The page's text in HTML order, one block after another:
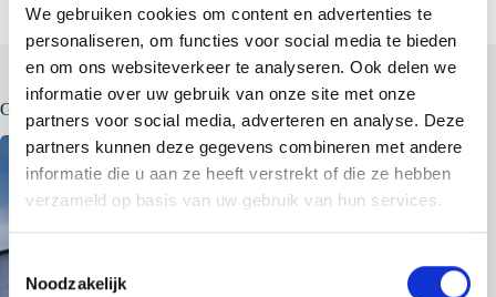
We gebruiken cookies om content en advertenties te
personaliseren, om functies voor social media te bieden
en om ons websiteverkeer te analyseren. Ook delen we
informatie over uw gebruik van onze site met onze
partners voor social media, adverteren en analyse. Deze
partners kunnen deze gegevens combineren met andere
informatie die u aan ze heeft verstrekt of die ze hebben
verzameld op basis van uw gebruik van hun services.
T
Noodzakelijk
Gerelateerde berichten